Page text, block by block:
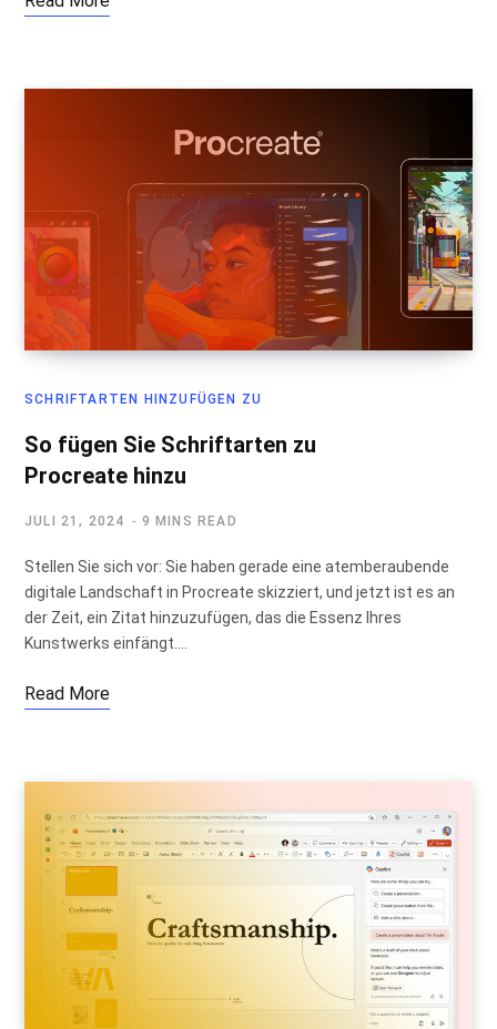
SCHRIFTARTEN HINZUFÜGEN ZU
So fügen Sie Schriftarten zu
Procreate hinzu
JULI 21, 2024 9 MINS READ
Stellen Sie sich vor: Sie haben gerade eine atemberaubende
digitale Landschaft in Procreate skizziert, und jetzt ist es an
der Zeit, ein Zitat hinzuzufügen, das die Essenz Ihres
Kunstwerks einfängt.…
Read More